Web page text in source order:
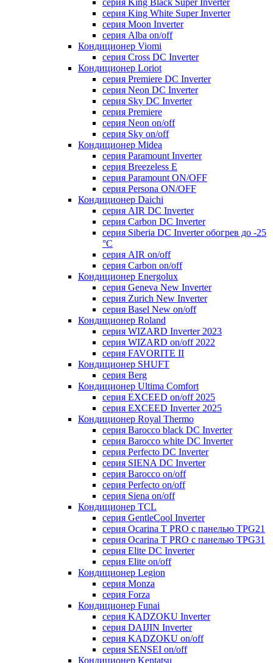
серия King Black Super Inverter
серия King White Super Inverter
серия Moon Inverter
серия Alba on/off
Кондиционер Viomi
серия Cross DC Inverter
Кондиционер Loriot
серия Premiere DC Inverter
серия Neon DC Inverter
серия Sky DC Inverter
серия Premiere
серия Neon on/off
серия Sky on/off
Кондиционер Midea
серия Paramount Inverter
серия Breezeless E
серия Paramount ON/OFF
серия Persona ON/OFF
Кондиционер Daichi
серия AIR DC Inverter
серия Carbon DC Inverter
серия Siberia DC Inverter обогрев до -25
°С
серия AIR on/off
серия Carbon on/off
Кондиционер Energolux
серия Geneva New Inverter
серия Zurich New Inverter
серия Basel New on/off
Кондиционер Roland
серия WIZARD Inverter 2023
серия WIZARD on/off 2022
серия FAVORITE II
Кондиционер SHUFT
серия Berg
Кондиционер Ultima Comfort
серия EXCEED on/off 2025
серия EXCEED Inverter 2025
Кондиционер Royal Thermo
серия Barocco black DC Inverter
серия Barocco white DC Inverter
серия Perfecto DC Inverter
серия SIENA DC Inverter
серия Barocco on/off
серия Perfecto on/off
серия Siena on/off
Кондиционер TCL
серия GentleCool Inverter
серия Ocarina T PRO c панелью TPG21
серия Ocarina T PRO c панелью TPG31
серия Elite DC Inverter
серия Elite on/off
Кондиционер Legion
серия Monza
серия Forza
Кондиционер Funai
серия KADZOKU Inverter
серия DAIJIN Inverter
серия KADZOKU on/off
серия SENSEI on/off
Кондиционер Kentatsu